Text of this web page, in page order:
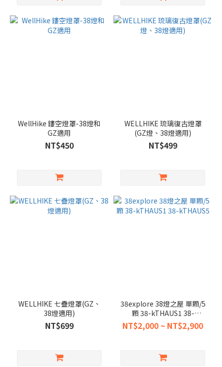
WellHike 鏤空燈罩-38燈和
GZ適用
NT$450
WELLHIKE 琉璃復古燈罩
(GZ燈、38燈適用)
NT$499
WELLHIKE 七疊燈罩(GZ、
38燈適用)
NT$699
38explore 38燈之屋 單顆/5
顆 38-kTHAUS1 38-
kTHAUS5
NT$2,000 ~ NT$2,900